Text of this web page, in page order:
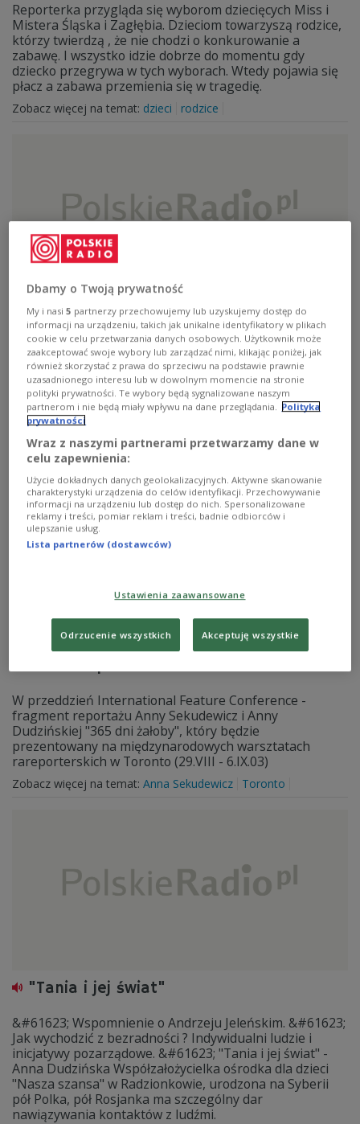
Reporterka przygląda się wyborom dziecięcych Miss i
Mistera Śląska i Zagłębia. Dzieciom towarzyszą rodzice,
którzy twierdzą , że nie chodzi o konkurowanie a
zabawę. I wszystko idzie dobrze do momentu gdy
dziecko przegrywa w tych wyborach. Wtedy pojawia się
płacz a zabawa przemienia się w tragedię.
Zobacz więcej na temat: dzieci rodzice
"Czas reporterów" - "Zło czai się na dole"
Prezentacja Grand Prix - reportażu, który otrzymał
nagrodę KRRiT na seminarium reportażu radiowego w
Kazimierzu ("Zło czai się na dole" -Anny Sekudewicz i
Anny Dudzińskiej) i innych reportaży w tym konkursie
rekomendowanych. <br>Rozmowy z autorami i
uczestnikami Ogólnopolskiego Przeglądu Reportaży i
Dokumentu Radiowego
Zobacz więcej na temat:
"Czas Reporterów"
W przeddzień International Feature Conference -
fragment reportażu Anny Sekudewicz i Anny
Dudzińskiej "365 dni żałoby", który będzie
prezentowany na międzynarodowych warsztatach
rareporterskich w Toronto (29.VIII - 6.IX.03)
Zobacz więcej na temat: Anna Sekudewicz Toronto
"Tania i jej świat"
&#61623; Wspomnienie o Andrzeju Jeleńskim. &#61623;
Jak wychodzić z bezradności ? Indywidualni ludzie i
inicjatywy pozarządowe. &#61623; "Tania i jej świat" -
Anna Dudzińska Współzałożycielka ośrodka dla dzieci
"Nasza szansa" w Radzionkowie, urodzona na Syberii
pół Polka, pół Rosjanka ma szczególny dar
nawiązywania kontaktów z ludźmi.
Dbamy o Twoją prywatność
My i nasi5 partnerzy przechowujemy lub uzyskujemy dostęp do
informacji na urządzeniu, takich jak unikalne identyfikatory w plikach
cookie w celu przetwarzania danych osobowych. Użytkownik może
zaakceptować swoje wybory lub zarządzać nimi, klikając poniżej, jak
również skorzystać z prawa do sprzeciwu na podstawie prawnie
uzasadnionego interesu lub w dowolnym momencie na stronie
polityki prywatności. Te wybory będą sygnalizowane naszym
partnerom i nie będą miały wpływu na dane przeglądania.
Polityka
prywatności
Wraz z naszymi partnerami przetwarzamy dane w
celu zapewnienia:
Użycie dokładnych danych geolokalizacyjnych. Aktywne skanowanie
charakterystyki urządzenia do celów identyfikacji. Przechowywanie
informacji na urządzeniu lub dostęp do nich. Spersonalizowane
reklamy i treści, pomiar reklam i treści, badnie odbiorców i
ulepszanie usług.
Lista partnerów (dostawców)
Ustawienia zaawansowane
Odrzucenie wszystkich Akceptuję wszystkie